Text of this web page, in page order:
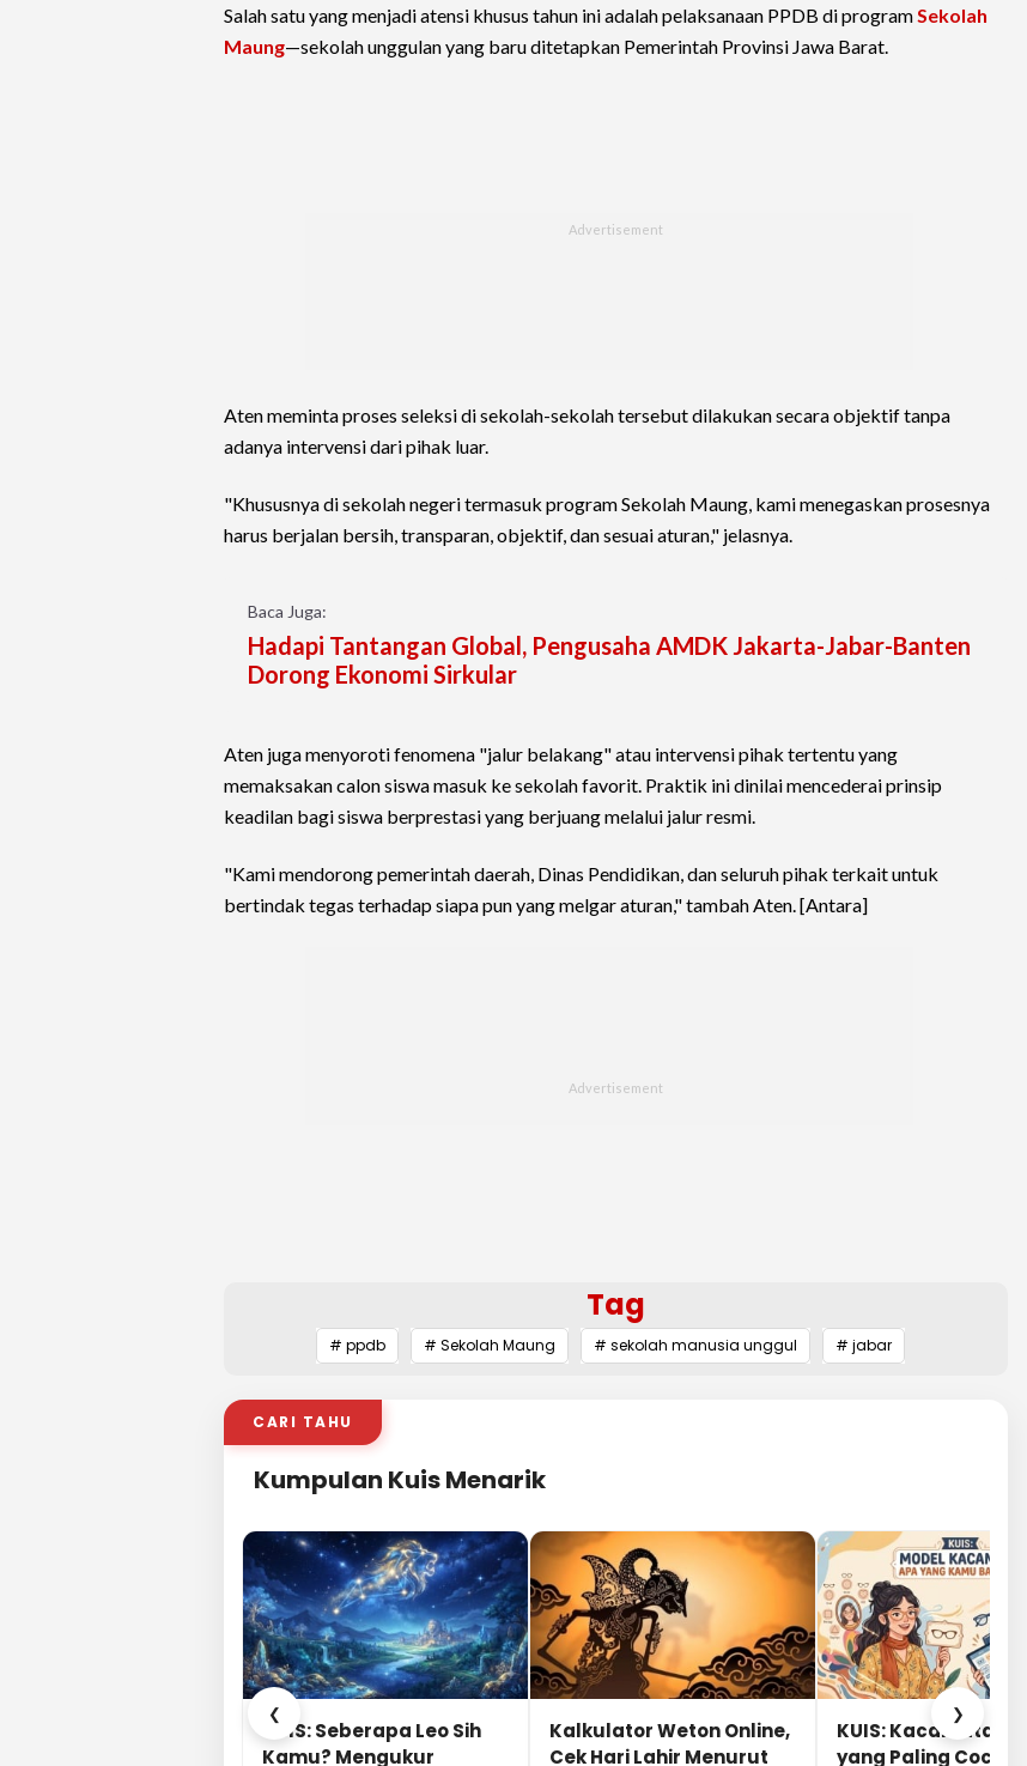
Salah satu yang menjadi atensi khusus tahun ini adalah pelaksanaan PPDB di programSekolah
Maung—sekolah unggulan yang baru ditetapkan Pemerintah Provinsi Jawa Barat.
Aten meminta proses seleksi di sekolah-sekolah tersebut dilakukan secara objektif tanpa
adanya intervensi dari pihak luar.
"Khususnya di sekolah negeri termasuk program Sekolah Maung, kami menegaskan prosesnya
harus berjalan bersih, transparan, objektif, dan sesuai aturan," jelasnya.
Baca Juga:
Hadapi Tantangan Global, Pengusaha AMDK Jakarta-Jabar-Banten
Dorong Ekonomi Sirkular
Aten juga menyoroti fenomena "jalur belakang" atau intervensi pihak tertentu yang
memaksakan calon siswa masuk ke sekolah favorit. Praktik ini dinilai mencederai prinsip
keadilan bagi siswa berprestasi yang berjuang melalui jalur resmi.
"Kami mendorong pemerintah daerah, Dinas Pendidikan, dan seluruh pihak terkait untuk
bertindak tegas terhadap siapa pun yang melgar aturan," tambah Aten. [Antara]
Tag
# ppdb # Sekolah Maung # sekolah manusia unggul # jabar
CARI TAHU
Kumpulan Kuis Menarik
❮
KUIS: Seberapa Leo Sih
Kamu? Mengukur
Kalkulator Weton Online,
Cek Hari Lahir Menurut
KUIS: Kacamata Apa
yang Paling Cocok
❯